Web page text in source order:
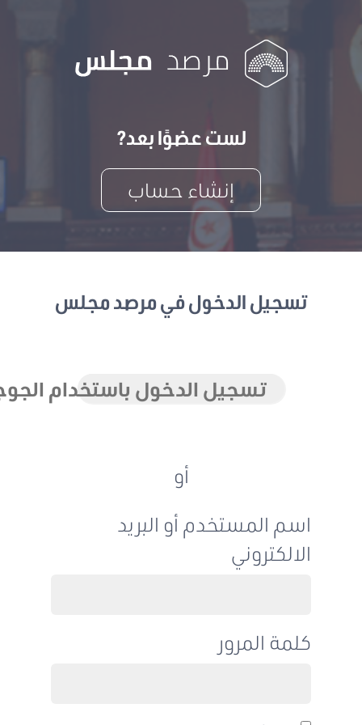
لست عضوًا بعد?
إنشاء حساب
تسجيل الدخول في مرصد مجلس
تسجيل الدخول باستخدام الجوجل
اسم المستخدم أو البريد
الالكتروني
كلمة المرور